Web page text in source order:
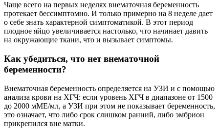
Чаще всего на первых неделях внематочная беременность
протекает бессимптомно. И только примерно на 8 неделе дает
о себе знать характерной симптоматикой. В этот период
плодное яйцо увеличивается настолько, что начинает давить
на окружающие ткани, что и вызывает симптомы.
Как убедиться, что нет внематочной
беременности?
Внематочная беременность определяется на УЗИ и с помощью
анализа крови на ХГЧ: если уровень ХГЧ в диапазоне от 1500
до 2000 мМЕ/мл, а УЗИ при этом не показывает беременность,
это означает, что либо срок слишком ранний, либо эмбрион
прикрепился вне матки.